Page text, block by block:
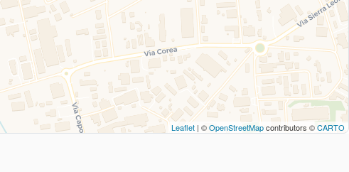
Leaflet | ©OpenStreetMapcontributors ©CARTO